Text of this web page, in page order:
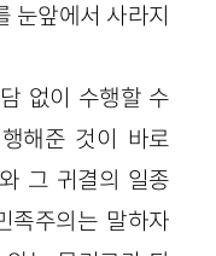
눈앞에서 사라지
없이 수행할 수
해준 것이 바로
그 귀결의 일종
족주의는 말하자